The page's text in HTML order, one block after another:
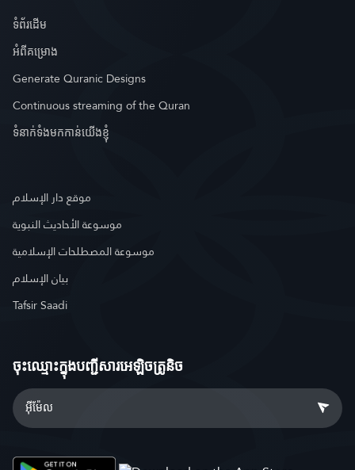
ទំព័រ​ដេីម
អំពី​គម្រោង
Generate Quranic Designs
Continuous streaming of the Quran
ទំនាក់ទំងមកកាន់យើងខ្ញុំ
موقع دار الإسلام
موسوعة الأحاديث النبوية
موسوعة المصطلحات الإسلامية
بيان الإسلام
Tafsir Saadi
ចុះឈ្មោះ​ក្នុងបញ្ជីសារអេឡិចត្រូនិច